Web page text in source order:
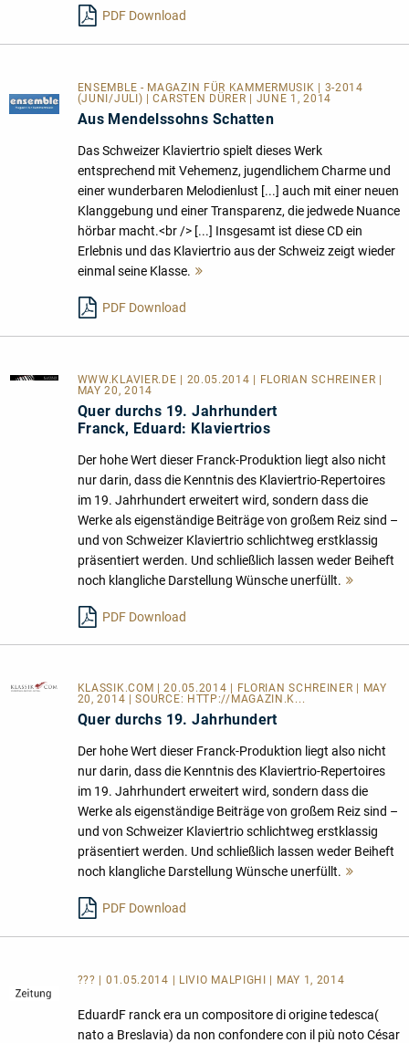
PDF Download
ENSEMBLE - MAGAZIN FÜR KAMMERMUSIK | 3-2014
(JUNI/JULI) | CARSTEN DÜRER | JUNE 1, 2014
Aus Mendelssohns Schatten
Das Schweizer Klaviertrio spielt dieses Werk
entsprechend mit Vehemenz, jugendlichem Charme und
einer wunderbaren Melodienlust [...] auch mit einer neuen
Klanggebung und einer Transparenz, die jedwede Nuance
hörbar macht.<br /> [...] Insgesamt ist diese CD ein
Erlebnis und das Klaviertrio aus der Schweiz zeigt wieder
einmal seine Klasse.
PDF Download
WWW.KLAVIER.DE | 20.05.2014 | FLORIAN SCHREINER |
MAY 20, 2014
Quer durchs 19. Jahrhundert
Franck, Eduard: Klaviertrios
Der hohe Wert dieser Franck-Produktion liegt also nicht
nur darin, dass die Kenntnis des Klaviertrio-Repertoires
im 19. Jahrhundert erweitert wird, sondern dass die
Werke als eigenständige Beiträge von großem Reiz sind –
und von Schweizer Klaviertrio schlichtweg erstklassig
präsentiert werden. Und schließlich lassen weder Beiheft
noch klangliche Darstellung Wünsche unerfüllt.
PDF Download
KLASSIK.COM
| 20.05.2014 | FLORIAN SCHREINER | MAY
20, 2014 | SOURCE: HTTP://MAGAZIN.K...
Quer durchs 19. Jahrhundert
Der hohe Wert dieser Franck-Produktion liegt also nicht
nur darin, dass die Kenntnis des Klaviertrio-Repertoires
im 19. Jahrhundert erweitert wird, sondern dass die
Werke als eigenständige Beiträge von großem Reiz sind –
und von Schweizer Klaviertrio schlichtweg erstklassig
präsentiert werden. Und schließlich lassen weder Beiheft
noch klangliche Darstellung Wünsche unerfüllt.
PDF Download
??? | 01.05.2014 | LIVIO MALPIGHI | MAY 1, 2014
EduardF ranck era un compositore di origine tedesca(
nato a Breslavia) da non confondere con il più noto César